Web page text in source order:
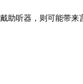
助听器，则可能带来